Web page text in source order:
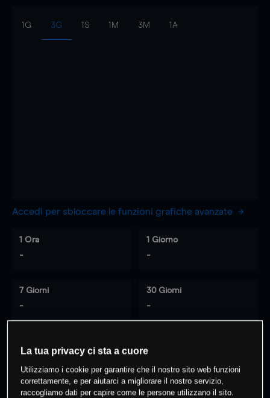
1G 3G 1S 1M 3M 1A
Accedi per sbloccare le funzioni grafiche avanzate
1 Ora
-
1 Giorno
-
7 Giorni
-
30 Giorni
-
0 % dei clienti hanno posizioni
questo prodotto
La tua privacy ci sta a cuore
Utilizziamo i cookie per garantire che il nostro sito web funzioni
correttamente, e per aiutarci a migliorare il nostro servizio,
raccogliamo dati per capire come le persone utilizzano il sito.